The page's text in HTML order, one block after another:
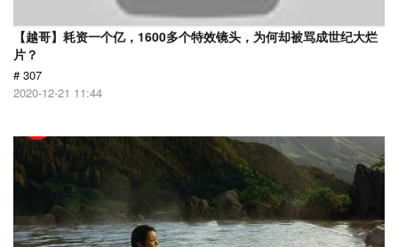
【越哥】耗资一个亿，1600多个特效镜头，为何却被骂成世纪大烂
片？
# 307
2020-12-21 11:44